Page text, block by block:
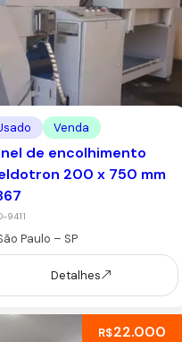
Venda
de encolhimento
200 x 750 mm
9411
Paulo – SP
Detalhes
R$22.000